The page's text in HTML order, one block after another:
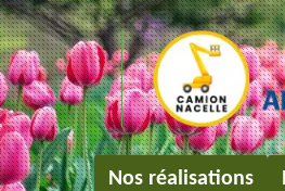
Nos réalisations